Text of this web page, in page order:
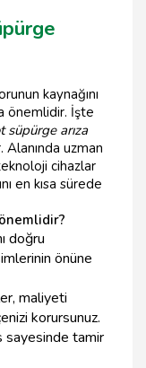
kaynağını
önemlidir. İşte
arıza
uzman
cihazlar
en kısa sürede
doğru
önüne
maliyeti
korursunuz.
sayesinde tamir